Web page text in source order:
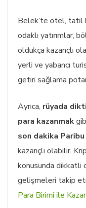
Belek’te otel, tatil
odaklı yatırımlar,
oldukça kazançlı
yerli ve yabancı
getiri sağlama
Ayrıca, rüyada
para kazanmak
son dakika Paribu
kazançlı olabilir.
konusunda dikkatli
gelişmeleri takip
Para Birimi ile